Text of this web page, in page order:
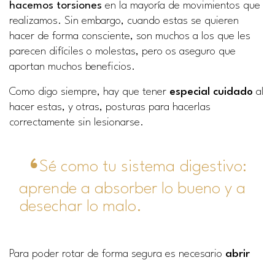
hacemos torsiones en la mayoría de movimientos que
realizamos. Sin embargo, cuando estas se quieren
hacer de forma consciente, son muchos a los que les
parecen difíciles o molestas, pero os aseguro que
aportan muchos beneficios.
Como digo siempre, hay que tener especial cuidado al
hacer estas, y otras, posturas para hacerlas
correctamente sin lesionarse.
Sé como tu sistema digestivo:
aprende a absorber lo bueno y a
desechar lo malo.
Para poder rotar de forma segura es necesario abrir